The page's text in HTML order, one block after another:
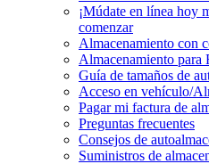
¡Múdate en línea hoy
comenzar
Almacenamiento con
Almacenamiento para
Guía de tamaños de
Acceso en vehículo/
Pagar mi factura de
Preguntas frecuentes
Consejos de
Suministros de